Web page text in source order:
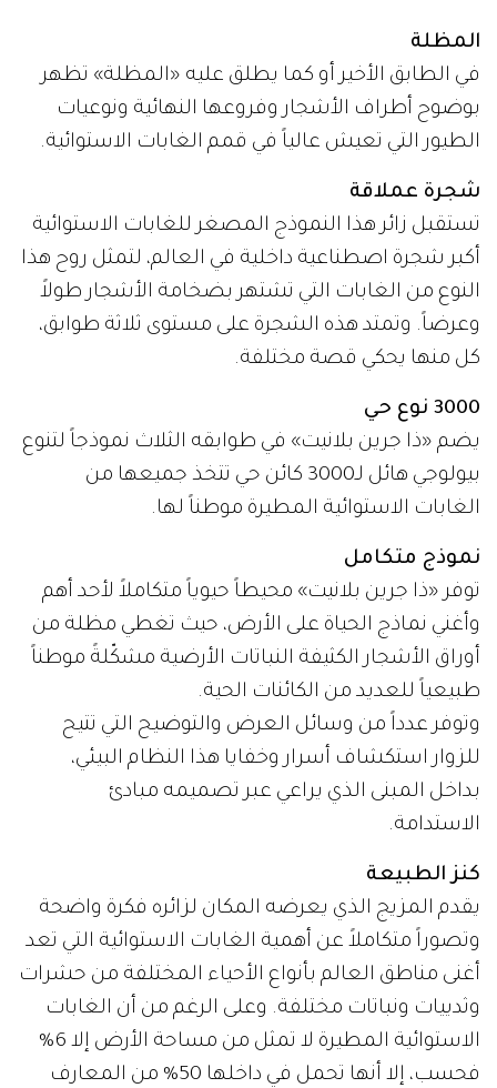
المظلة
في الطابق الأخير أو كما يطلق عليه «المظلة» تظهر
بوضوح أطراف الأشجار وفروعها النهائية ونوعيات
الطيور التي تعيش عالياً في قمم الغابات الاستوائية.
شجرة عملاقة
تستقبل زائر هذا النموذج المصغر للغابات الاستوائية
أكبر شجرة اصطناعية داخلية في العالم، لتمثل روح هذا
النوع من الغابات التي تشتهر بضخامة الأشجار طولاً
وعرضاً. وتمتد هذه الشجرة على مستوى ثلاثة طوابق،
كل منها يحكي قصة مختلفة.
3000 نوع حي
يضم «ذا جرين بلانيت» في طوابقه الثلاث نموذجاً لتنوع
بيولوجي هائل لـ3000 كائن حي تتخذ جميعها من
الغابات الاستوائية المطيرة موطناً لها.
نموذج متكامل
توفر «ذا جرين بلانيت» محيطاً حيوياً متكاملاً لأحد أهم
وأغني نماذج الحياة على الأرض، حيث تغطي مظلة من
أوراق الأشجار الكثيفة النباتات الأرضية مشكّلةً موطناً
طبيعياً للعديد من الكائنات الحية.
وتوفر عدداً من وسائل العرض والتوضيح التي تتيح
للزوار استكشاف أسرار وخفايا هذا النظام البيئي،
بداخل المبنى الذي يراعي عبر تصميمه مبادئ
الاستدامة.
كنز الطبيعة
يقدم المزيج الذي يعرضه المكان لزائره فكرة واضحة
وتصوراً متكاملاً عن أهمية الغابات الاستوائية التي تعد
أغنى مناطق العالم بأنواع الأحياء المختلفة من حشرات
وثدييات ونباتات مختلفة. وعلى الرغم من أن الغابات
الاستوائية المطيرة لا تمثل من مساحة الأرض إلا 6%
فحسب، إلا أنها تحمل في داخلها 50% من المعارف